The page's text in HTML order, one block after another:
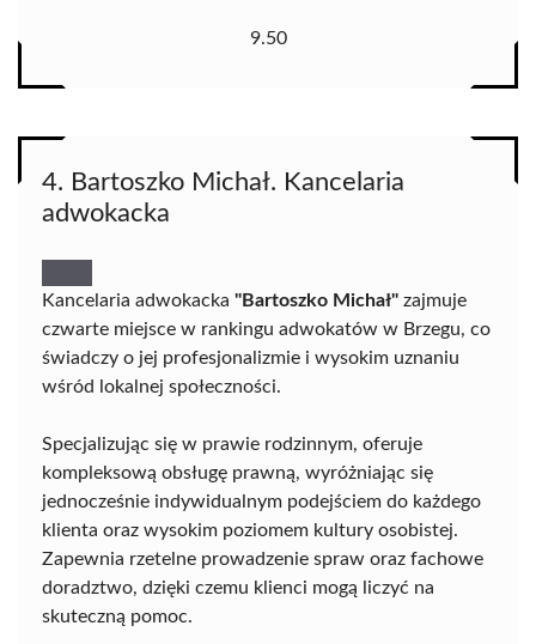
9.50
4. Bartoszko Michał. Kancelaria
adwokacka
Kancelaria adwokacka "Bartoszko Michał" zajmuje
czwarte miejsce w rankingu adwokatów w Brzegu, co
świadczy o jej profesjonalizmie i wysokim uznaniu
wśród lokalnej społeczności.
Specjalizując się w prawie rodzinnym, oferuje
kompleksową obsługę prawną, wyróżniając się
jednocześnie indywidualnym podejściem do każdego
klienta oraz wysokim poziomem kultury osobistej.
Zapewnia rzetelne prowadzenie spraw oraz fachowe
doradztwo, dzięki czemu klienci mogą liczyć na
skuteczną pomoc.